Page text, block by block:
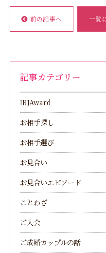
前の記事へ 一覧
記事カテゴリー
IBJAward
お相手探し
お相手選び
お見合い
お見合いエピソード
ことわざ
ご入会
ご成婚カップルの話